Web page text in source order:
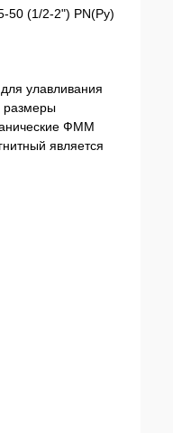
50 (1/2-2") PN(Ру)
улавливания
размеры
ФММ
является